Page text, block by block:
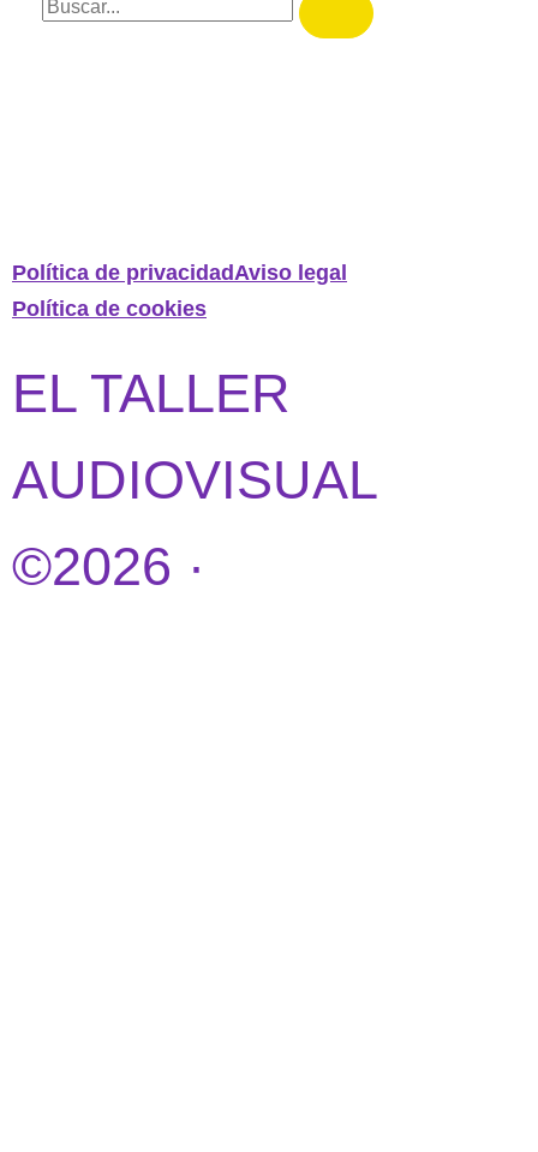
Política de privacidadAviso legal
Política de cookies
EL TALLER
AUDIOVISUAL
©2026 ·